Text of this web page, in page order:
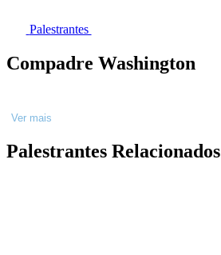
Palestrantes
Compadre Washington
Ver mais
Palestrantes Relacionados